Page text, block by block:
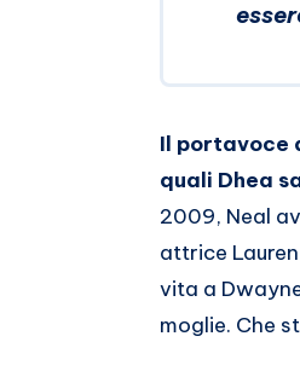
Il portavoce
quali Dhea
2009, Neal
attrice
vita a
moglie. Che